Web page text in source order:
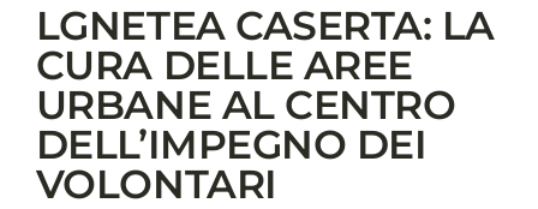
LGNETEA CASERTA: LA
CURA DELLE AREE
URBANE AL CENTRO
DELL’IMPEGNO DEI
VOLONTARI